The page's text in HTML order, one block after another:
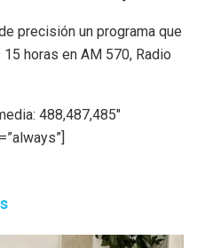
precisión un programa que
horas en AM 570, Radio
488,487,485″